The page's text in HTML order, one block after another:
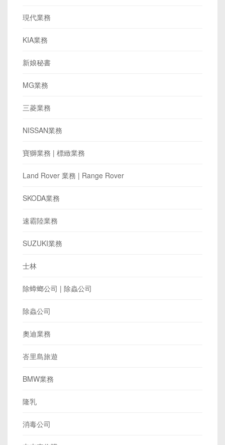
現代業務
KIA業務
新娘秘書
MG業務
三菱業務
NISSAN業務
寶獅業務 | 標緻業務
Land Rover 業務 | Range Rover
SKODA業務
速霸陸業務
SUZUKI業務
士林
除蟑螂公司 | 除蟲公司
除蟲公司
奧迪業務
峇里島旅遊
BMW業務
隆乳
消毒公司